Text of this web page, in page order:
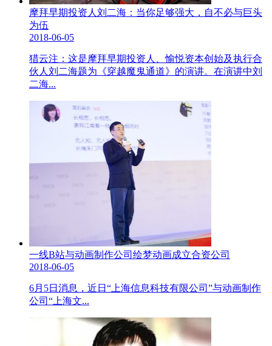
摩拜早期投资人刘二海：当你足够强大，自不必与巨头
为伍
2018-06-05
猎云注：这是摩拜早期投资人、愉悦资本创始及执行合
伙人刘二海题为《穿越魔鬼通道》的演讲。在演讲中刘
二海...
一线B站与动画制作公司绘梦动画成立合资公司
2018-06-05
6月5日消息，近日“上海信息科技有限公司”与动画制作
公司“上海文...